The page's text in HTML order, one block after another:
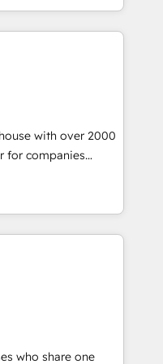
expenditure.
with over 2000
for companies
in the fields of
strategy and
end of HubSpot,
work side by
of every client
strategy to
who share one